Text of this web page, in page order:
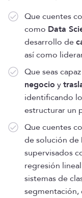
Que cuentes
como Data
desarrollo de
así como
Que seas
negocio y
identificando
estructurar un
Que cuentes
de solución de
supervisados
regresión
sistemas de
segmentación,